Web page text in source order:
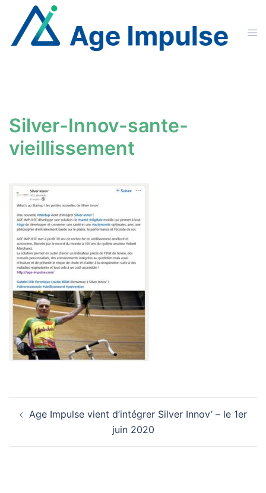
contenu
Silver-Innov-sante-
vieillissement
d’article
Age Impulse vient d’intégrer Silver Innov’ – le 1er
juin 2020